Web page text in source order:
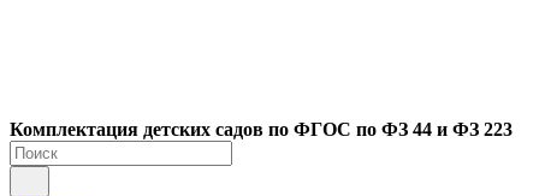
Комплектация детских садов по ФГОC по ФЗ 44 и ФЗ 223